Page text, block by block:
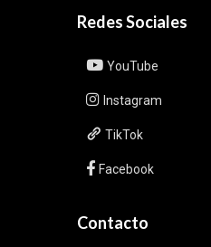
Redes Sociales
YouTube
Instagram
TikTok
Facebook
Contacto